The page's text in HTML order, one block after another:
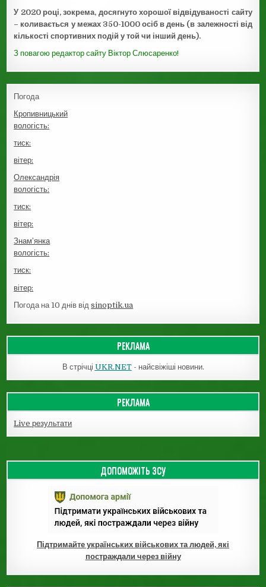
У 2020 році, зокрема, досягнуто хорошої відвідуваності сайту
– коливається у межах 350-1000 осіб в день (в залежності від
кількості спортивних подій у той чи інший день).
З повагою редактор сайту Віктор Слюсаренко!
Погода
Кропивницький
вологість:
тиск:
вітер:
Олександрія
вологість:
тиск:
вітер:
Знам’янка
вологість:
тиск:
вітер:
Погода на 10 днів відsinoptik.ua
РЕКЛАМА
В стрічці UKR.NET- найсвіжіші новини.
РЕКЛАМА
Live результати
ДОПОМОЖІТЬ ЗСУ
Підтримайте українських військових та людей, які
постраждали через війну